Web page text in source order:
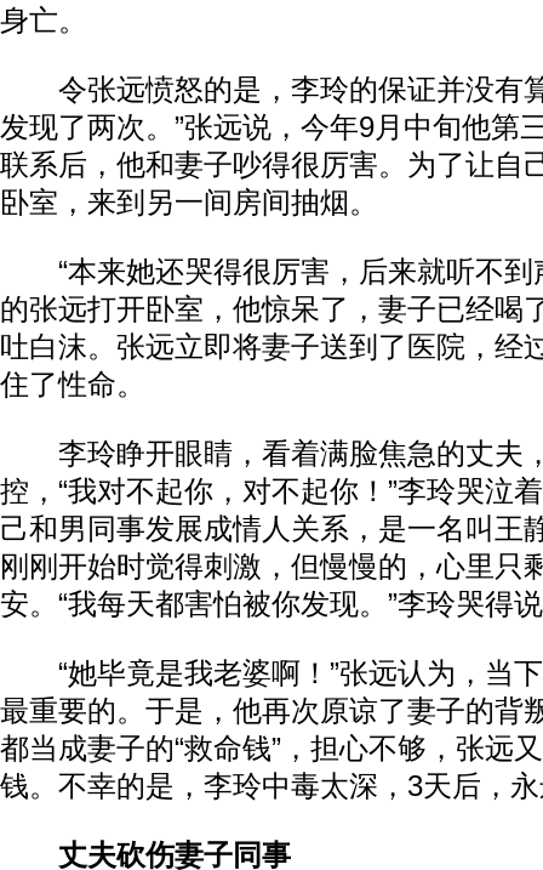
身亡。
令张远愤怒的是，李玲的保证并没有
发现了两次。”张远说，今年9月中旬他第
联系后，他和妻子吵得很厉害。为了让自
卧室，来到另一间房间抽烟。
“本来她还哭得很厉害，后来就听不到
的张远打开卧室，他惊呆了，妻子已经喝
吐白沫。张远立即将妻子送到了医院，经
住了性命。
李玲睁开眼睛，看着满脸焦急的丈夫
控，“我对不起你，对不起你！”李玲哭泣
己和男同事发展成情人关系，是一名叫王
刚刚开始时觉得刺激，但慢慢的，心里只
安。“我每天都害怕被你发现。”李玲哭得
“她毕竟是我老婆啊！”张远认为，当
最重要的。于是，他再次原谅了妻子的背
都当成妻子的“救命钱”，担心不够，张远
钱。不幸的是，李玲中毒太深，3天后，
丈夫砍伤妻子同事